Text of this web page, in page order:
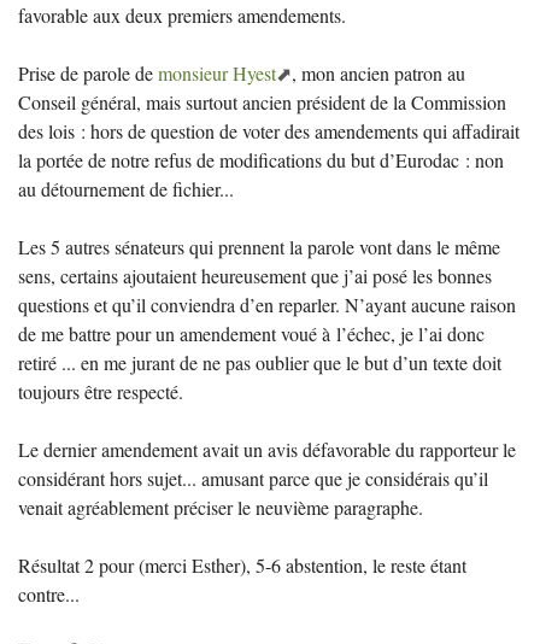
favorable aux deux premiers amendements.
Prise de parole demonsieur Hyest
, mon ancien patron au
Conseil général, mais surtout ancien président de la Commission
des lois : hors de question de voter des amendements qui affadirait
la portée de notre refus de modifications du but d’Eurodac : non
au détournement de fichier...
Les 5 autres sénateurs qui prennent la parole vont dans le même
sens, certains ajoutaient heureusement que j’ai posé les bonnes
questions et qu’il conviendra d’en reparler. N’ayant aucune raison
de me battre pour un amendement voué à l’échec, je l’ai donc
retiré ... en me jurant de ne pas oublier que le but d’un texte doit
toujours être respecté.
Le dernier amendement avait un avis défavorable du rapporteur le
considérant hors sujet... amusant parce que je considérais qu’il
venait agréablement préciser le neuvième paragraphe.
Résultat 2 pour (merci Esther), 5-6 abstention, le reste étant
contre...